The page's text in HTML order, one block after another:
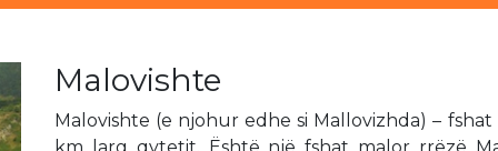
Malovishte
Malovishte (e njohur edhe si Mallovizhda) –